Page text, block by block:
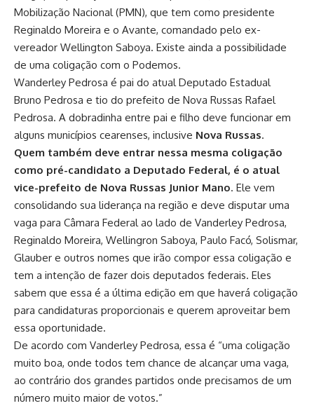
Mobilização Nacional (PMN), que tem como presidente
Reginaldo Moreira e o Avante, comandado pelo ex-
vereador Wellington Saboya. Existe ainda a possibilidade
de uma coligação com o Podemos.
Wanderley Pedrosa é pai do atual Deputado Estadual
Bruno Pedrosa e tio do prefeito de Nova Russas Rafael
Pedrosa. A dobradinha entre pai e filho deve funcionar em
alguns municípios cearenses, inclusive Nova Russas.
Quem também deve entrar nessa mesma coligação
como pré-candidato a Deputado Federal, é o atual
vice-prefeito de Nova Russas Junior Mano. Ele vem
consolidando sua liderança na região e deve disputar uma
vaga para Câmara Federal ao lado de Vanderley Pedrosa,
Reginaldo Moreira, Wellingron Saboya, Paulo Facó, Solismar,
Glauber e outros nomes que irão compor essa coligação e
tem a intenção de fazer dois deputados federais. Eles
sabem que essa é a última edição em que haverá coligação
para candidaturas proporcionais e querem aproveitar bem
essa oportunidade.
De acordo com Vanderley Pedrosa, essa é “uma coligação
muito boa, onde todos tem chance de alcançar uma vaga,
ao contrário dos grandes partidos onde precisamos de um
número muito maior de votos.”